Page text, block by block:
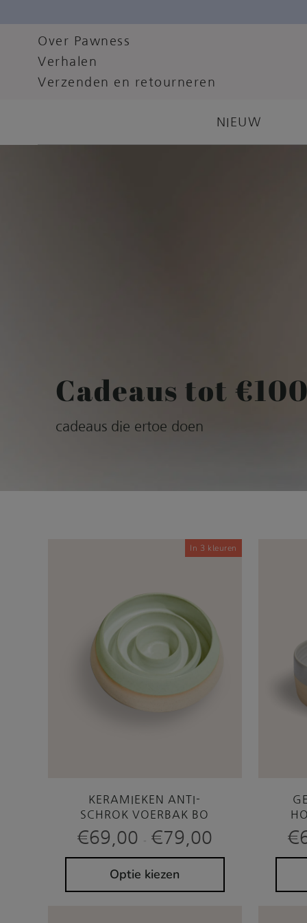
Over Pawness
Verhalen
Verzenden en retourneren
NIEUW
Cadeaus tot €100
cadeaus die ertoe doen
KERAMIEKEN ANTI-
SCHROK VOERBAK BO
€69,00 - €79,00
tot
Optie kiezen
In 3 kleuren
€